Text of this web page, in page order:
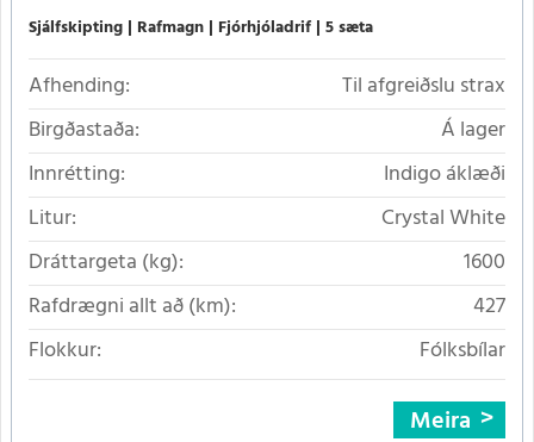
Sjálfskipting Rafmagn Fjórhjóladrif 5 sæta
Afhending:
Til afgreiðslu strax
Birgðastaða:
Á lager
Innrétting:
Indigo áklæði
Litur:
Crystal White
Dráttargeta (kg):
1600
Rafdrægni allt að (km):
427
Flokkur:
Fólksbílar
Meira